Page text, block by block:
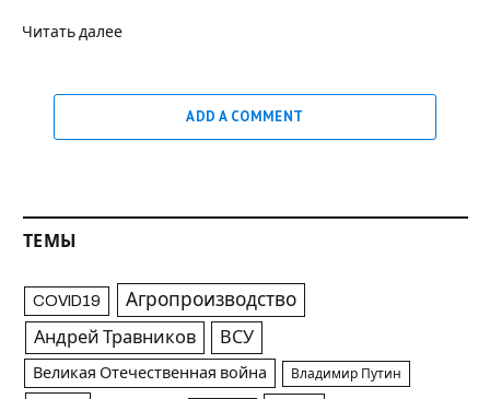
Читать далее
ADD A COMMENT
ТЕМЫ
COVID19 Агропроизводство
Андрей Травников ВСУ
Великая Отечественная война Владимир Путин